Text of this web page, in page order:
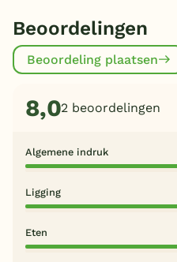
Beoordelingen
Beoordeling plaatsen
8,02 beoordelingen
Algemene indruk
Ligging
Eten